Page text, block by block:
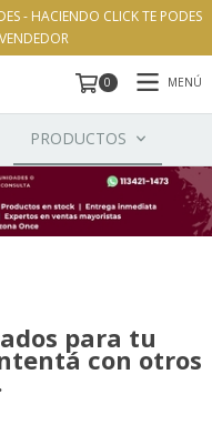
- HACIENDO CLICK TE PODES
0 MENÚ
PRODUCTOS
para tu
con otros